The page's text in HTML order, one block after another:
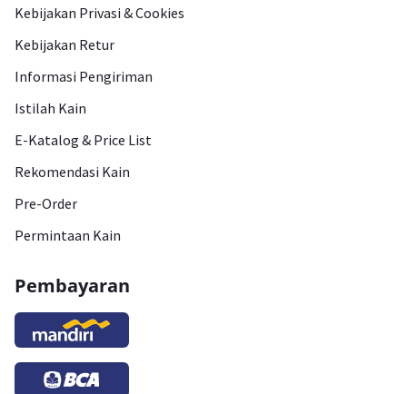
Kebijakan Privasi & Cookies
Kebijakan Retur
Informasi Pengiriman
Istilah Kain
E-Katalog & Price List
Rekomendasi Kain
Pre-Order
Permintaan Kain
Pembayaran